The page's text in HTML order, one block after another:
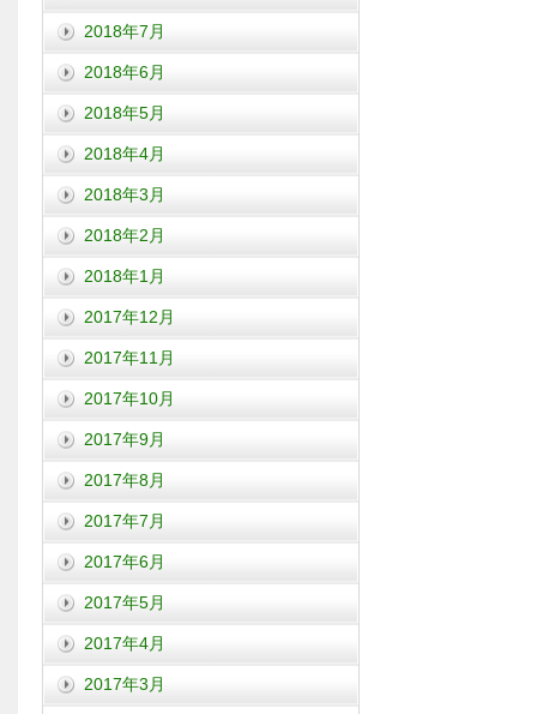
2018年7月
2018年6月
2018年5月
2018年4月
2018年3月
2018年2月
2018年1月
2017年12月
2017年11月
2017年10月
2017年9月
2017年8月
2017年7月
2017年6月
2017年5月
2017年4月
2017年3月